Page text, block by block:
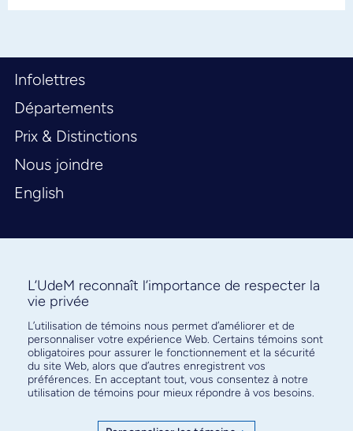
Infolettres
Départements
Prix & Distinctions
Nous joindre
English
Abonnez-vous à notre infolettre
pour connaître l’actualité facultaire
L’UdeM reconnaît l’importance de respecter la
vie privée
L’utilisation de témoins nous permet d’améliorer et de
personnaliser votre expérience Web. Certains témoins sont
obligatoires pour assurer le fonctionnement et la sécurité
du site Web, alors que d’autres enregistrent vos
préférences. En acceptant tout, vous consentez à notre
utilisation de témoins pour mieux répondre à vos besoins.